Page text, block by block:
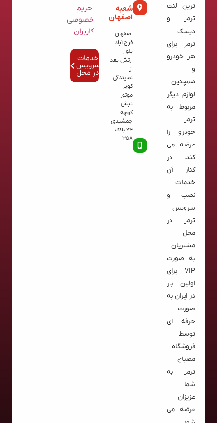
ترین لنت
ترمز و
دیسک
ترمز برای
هر خودرو
و
همچنین
لوازم دیگر
مربوط به
ترمز
خودرو را
عرضه می
کند. در
کنار آن
خدمات
نصب و
سرویس
ترمز در
محل
مشتریان
به صورت
VIP برای
اولین بار
در ایران به
صورت
حرفه ای
توسط
فروشگاه
مصباح
ترمز به
شما
عزیزان
عرضه می
شعبه
اصفهان
اصفهان
فرح آباد
بلوار
ارتش بعد
از
نمایندگی
کویر
موتور
نبش
کوچه
جمشیدی
24 پلاک
358
حریم
خصوصی
کاربران
خدمات
سرویس
در محل